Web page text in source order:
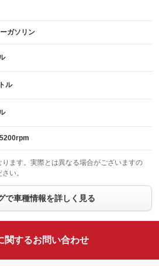
：装備なし
フロントカメラ
：装備なし
：装備なし
ルーフレール
：装備なし
：装備なし
ガソリン
ル
ます。実際とは異なる場合がございますの
い。
で車種情報を詳しく見る
関するお問い合わせ